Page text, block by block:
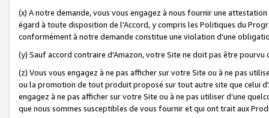
(x) A notre demande, vous vous engagez à nous fournir une
égard à toute disposition de l'Accord, y compris les Politiques du
conformément à notre demande constitue une violation d'une
(y) Sauf accord contraire d'Amazon, votre Site ne doit pas être
(z) Vous vous engagez à ne pas afficher sur votre Site ou à ne pas
ou la promotion de tout produit proposé sur tout autre site que celui
engagez à ne pas afficher sur votre Site ou à ne pas utiliser d’une
que nous sommes susceptibles de vous fournir et qui ont trait aux